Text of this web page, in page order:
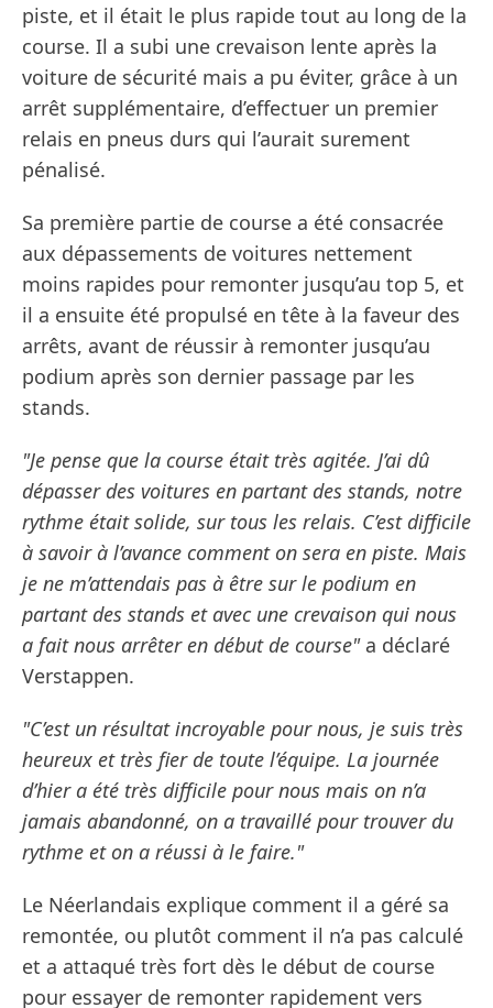
piste, et il était le plus rapide tout au long de la
course. Il a subi une crevaison lente après la
voiture de sécurité mais a pu éviter, grâce à un
arrêt supplémentaire, d’effectuer un premier
relais en pneus durs qui l’aurait surement
pénalisé.
Sa première partie de course a été consacrée
aux dépassements de voitures nettement
moins rapides pour remonter jusqu’au top 5, et
il a ensuite été propulsé en tête à la faveur des
arrêts, avant de réussir à remonter jusqu’au
podium après son dernier passage par les
stands.
"Je pense que la course était très agitée. J’ai dû
dépasser des voitures en partant des stands, notre
rythme était solide, sur tous les relais. C’est difficile
à savoir à l’avance comment on sera en piste. Mais
je ne m’attendais pas à être sur le podium en
partant des stands et avec une crevaison qui nous
a fait nous arrêter en début de course"a déclaré
Verstappen.
"C’est un résultat incroyable pour nous, je suis très
heureux et très fier de toute l’équipe. La journée
d’hier a été très difficile pour nous mais on n’a
jamais abandonné, on a travaillé pour trouver du
rythme et on a réussi à le faire."
Le Néerlandais explique comment il a géré sa
remontée, ou plutôt comment il n’a pas calculé
et a attaqué très fort dès le début de course
pour essayer de remonter rapidement vers